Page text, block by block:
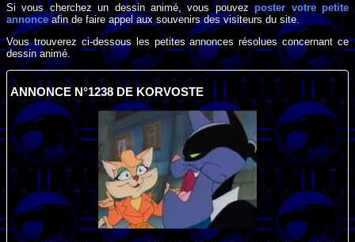
Si vous cherchez un dessin animé, vous pouvezposter votre petite
annonce afin de faire appel aux souvenirs des visiteurs du site.
Vous trouverez ci-dessous les petites annonces résolues concernant ce
dessin animé.
ANNONCE N°1238 DE KORVOSTE